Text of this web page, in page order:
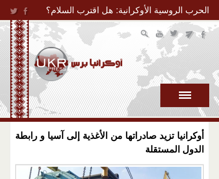
Jump to Navigation
الحرب الروسية الأوكرانية: هل اقترب السلام؟
أوكرانيا تزيد صادراتها من الأغذية إلى آسيا و رابطة
الدول المستقلة